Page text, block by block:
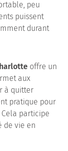
peu
puissent
durant
offre un
aux
à quitter
pratique pour
participe
de vie en